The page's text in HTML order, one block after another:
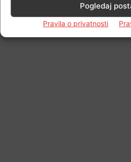
Pogledaj
Pravila o privatnosti